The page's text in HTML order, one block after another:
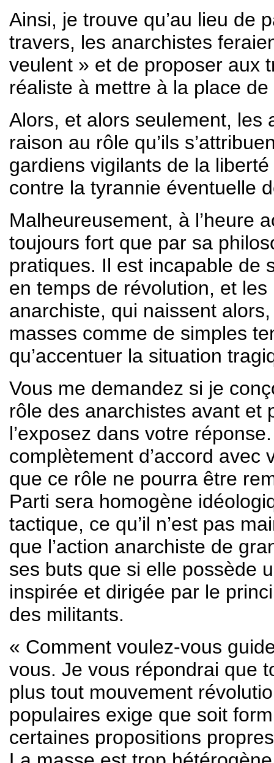
Ainsi, je trouve qu’au lieu de
travers, les anarchistes
veulent » et de proposer aux
réaliste à mettre à la place de
Alors, et alors seulement, les
raison au rôle qu’ils
gardiens vigilants de la
contre la tyrannie éventuelle
Malheureusement, à l’heure
toujours fort que par sa
pratiques. Il est incapable de
en temps de révolution, et
anarchiste, qui naissent
masses comme de simples
qu’accentuer la situation
Vous me demandez si je
rôle des anarchistes avant et
l’exposez dans votre
complètement d’accord
que ce rôle ne pourra être
Parti sera homogène
tactique, ce qu’il n’est pas
que l’action anarchiste de
ses buts que si elle possède
inspirée et dirigée par le
des militants.
« Comment voulez-vous
vous. Je vous répondrai que
plus tout mouvement
populaires exige que soit
certaines propositions